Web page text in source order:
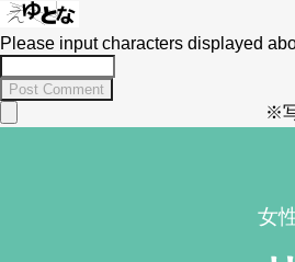
Please input characters displayed
※
女